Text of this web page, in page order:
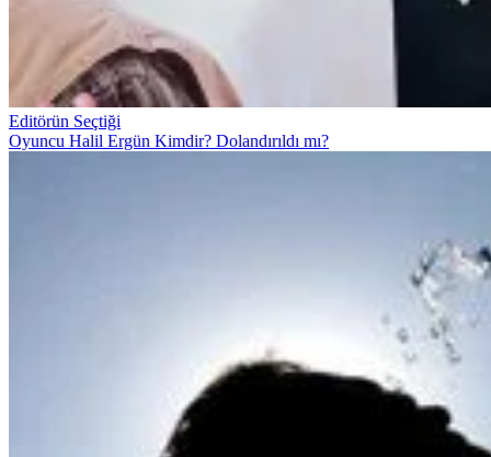
Editörün Seçtiği
Oyuncu Halil Ergün Kimdir? Dolandırıldı mı?